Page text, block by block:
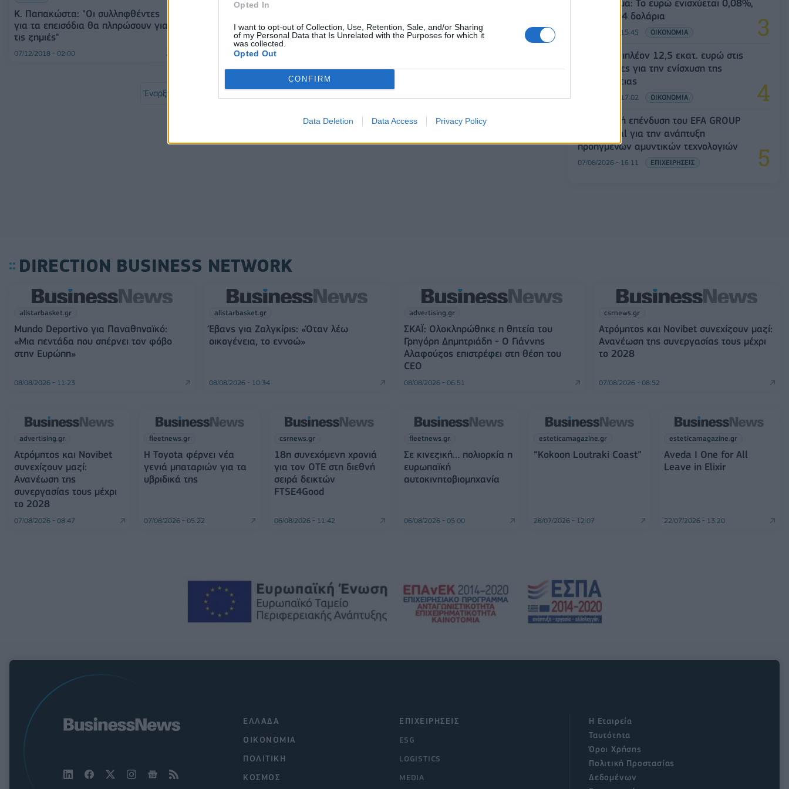
Opted In
I want to opt-out of Collection, Use, Retention, Sale, and/or Sharing
of my Personal Data that Is Unrelated with the Purposes for which it
was collected.
Opted Out
CONFIRM
Data Deletion Data Access Privacy Policy
Κ. Παπακώστα: "Οι συλληφθέντες
για τα επεισόδια θα πληρώσουν για
τις ζημιές"
07/12/2018 - 02:00
για τα επεισόδια θα πληρώσουν για
τις ζημιές"
07/12/2018 - 02:00
Έναρξη Προηγούμενο 1 2 3 Επόμενο Τέλος
Συνάλλαγμα: Το ευρώ ενισχύεται 0,08%,
στα 1,1534 δολάρια
07/08/2026 - 15:45 ΟΙΚΟΝΟΜΙΑ
ΥΠΑΑΤ: Επιπλέον 12,5 εκατ. ευρώ στις
Περιφέρειες για την ενίσχυση της
βιοασφάλειας
07/08/2026 - 17:02 ΟΙΚΟΝΟΜΙΑ
Στρατηγική επένδυση του EFA GROUP
στη Fractal για την ανάπτυξη
προηγμένων αμυντικών τεχνολογιών
07/08/2026 - 16:11 ΕΠΙΧΕΙΡΗΣΕΙΣ
DIRECTION BUSINESS NETWORK
allstarbasket.gr
Mundo Deportivo για Παναθηναϊκό:
«Μια πεντάδα που σπέρνει τον φόβο
στην Ευρώπη»
08/08/2026 - 11:23
allstarbasket.gr
Έβανς για Ζαλγκίρις: «Όταν λέω
οικογένεια, το εννοώ»
08/08/2026 - 10:34
advertising.gr
ΣΚΑΪ: Ολοκληρώθηκε η θητεία του
Γρηγόρη Δημητριάδη - Ο Γιάννης
Αλαφούζος επιστρέφει στη θέση του
CEO
08/08/2026 - 06:51
csrnews.gr
Ατρόμητος και Novibet συνεχίζουν μαζί:
Ανανέωση της συνεργασίας τους μέχρι
το 2028
07/08/2026 - 08:52
advertising.gr
Ατρόμητος και Novibet
συνεχίζουν μαζί:
Ανανέωση της
συνεργασίας τους μέχρι
το 2028
07/08/2026 - 08:47
fleetnews.gr
Η Toyota φέρνει νέα
γενιά μπαταριών για τα
υβριδικά της
07/08/2026 - 05:22
csrnews.gr
18η συνεχόμενη χρονιά
για τον ΟΤΕ στη διεθνή
σειρά δεικτών
FTSE4Good
06/08/2026 - 11:42
fleetnews.gr
Σε κινεζική… πολιορκία η
ευρωπαϊκή
αυτοκινητοβιομηχανία
06/08/2026 - 05:00
esteticamagazine.gr
“Kokoon Loutraki Coast”
28/07/2026 - 12:07
esteticamagazine.gr
Aveda I One for All
Leave in Elixir
22/07/2026 - 13:20
ΕΠΙΧΕΙΡΗΣΕΙΣ
ESG
LOGISTICS
MEDIA
ΕΛΛΑΔΑ
ΟΙΚΟΝΟΜΙΑ
ΠΟΛΙΤΙΚΗ
ΚΟΣΜΟΣ
Η Εταιρεία
Ταυτότητα
Όροι Χρήσης
Πολιτική Προστασίας
Δεδομένων